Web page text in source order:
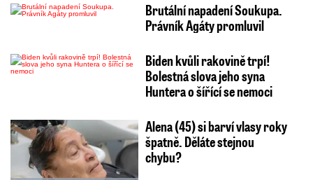
Brutální napadení Soukupa.
Právník Agáty promluvil
Biden kvůli rakovině trpí!
Bolestná slova jeho syna
Huntera o šířící se nemoci
Alena (45) si barví vlasy roky
špatně. Děláte stejnou
chybu?